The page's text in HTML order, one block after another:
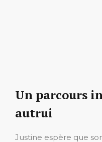
Un parcours
autrui
Justine espère que